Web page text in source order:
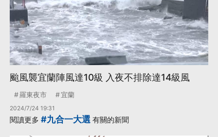
颱風襲宜蘭陣風達10級 入夜不排除達14級風
羅東夜市 宜蘭
2024/7/24 19:31
閱讀更多 #九合一大選 有關的新聞